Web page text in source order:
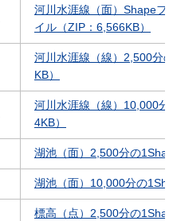
河川水涯線（面）Shape
イル（ZIP：6,566KB）
河川水涯線（線）2,500分
KB）
河川水涯線（線）10,000
4KB）
湖池（面）2,500分の
湖池（面）10,000分の
標高（点）2,500分の